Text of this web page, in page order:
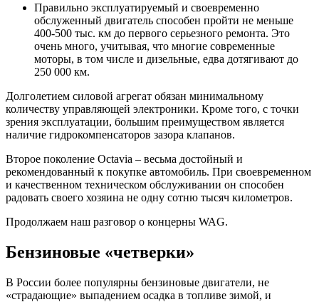
Правильно эксплуатируемый и своевременно
обслуженный двигатель способен пройти не меньше
400-500 тыс. км до первого серьезного ремонта. Это
очень много, учитывая, что многие современные
моторы, в том числе и дизельные, едва дотягивают до
250 000 км.
Долголетием силовой агрегат обязан минимальному
количеству управляющей электроники. Кроме того, с точки
зрения эксплуатации, большим преимуществом является
наличие гидрокомпенсаторов зазора клапанов.
Второе поколение Octavia – весьма достойный и
рекомендованный к покупке автомобиль. При своевременном
и качественном техническом обслуживании он способен
радовать своего хозяина не одну сотню тысяч километров.
Продолжаем наш разговор о концерны WAG.
Бензиновые «четверки»
В России более популярны бензиновые двигатели, не
«страдающие» выпадением осадка в топливе зимой, и